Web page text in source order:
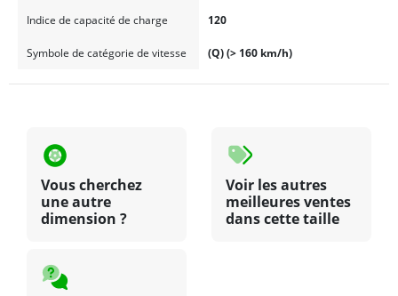
Indice de capacité de charge 120
Symbole de catégorie de vitesse (Q) (> 160 km/h)
Vous cherchez
une autre
dimension ?
Voir les autres
meilleures ventes
dans cette taille